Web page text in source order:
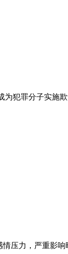
犯罪分子实施欺
压力，严重影响